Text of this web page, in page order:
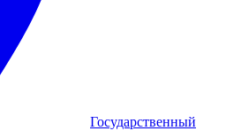
Государственный